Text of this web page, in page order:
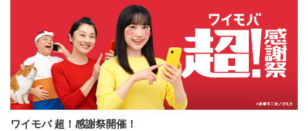
ワイモバ 超！感謝祭開催！